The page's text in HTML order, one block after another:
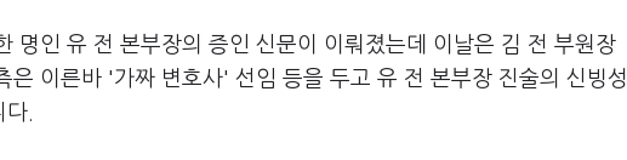
명인 유 전 본부장의 증인 신문이 이뤄졌는데 이날은 김 전 부원장
은 이른바 '가짜 변호사' 선임 등을 두고 유 전 본부장 진술의 신빙성
.